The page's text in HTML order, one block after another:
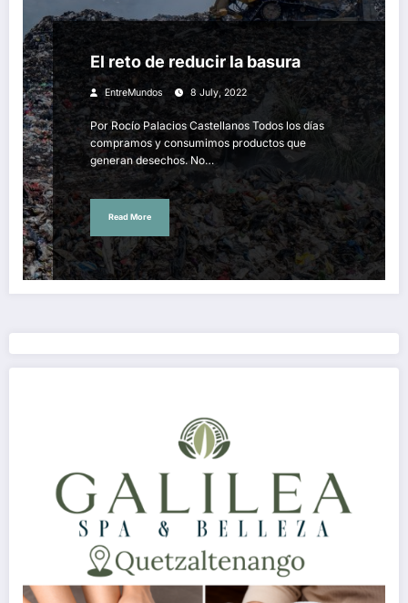
El reto de reducir la basura
EntreMundos 8 July, 2022
Por Rocío Palacios Castellanos Todos los días
compramos y consumimos productos que
generan desechos. No…
Read More